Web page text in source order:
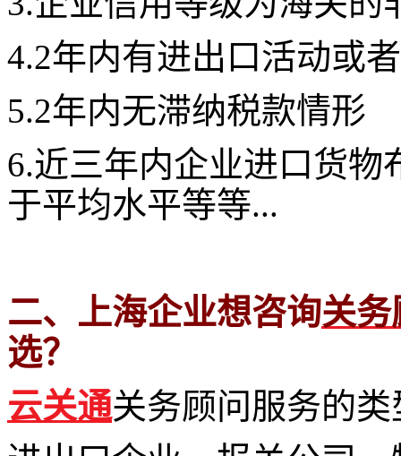
4.2年内有进出口活动或
5.2年内无滞纳税款情形
6.近三年内企业进口货物
于平均水平等等...
二、上海企业想咨询关务
选？
云关通关务顾问服务的